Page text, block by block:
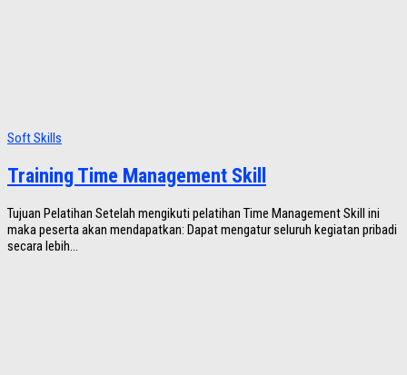
Soft Skills
Training Time Management Skill
Tujuan Pelatihan Setelah mengikuti pelatihan Time Management Skill ini
maka peserta akan mendapatkan: Dapat mengatur seluruh kegiatan pribadi
secara lebih...